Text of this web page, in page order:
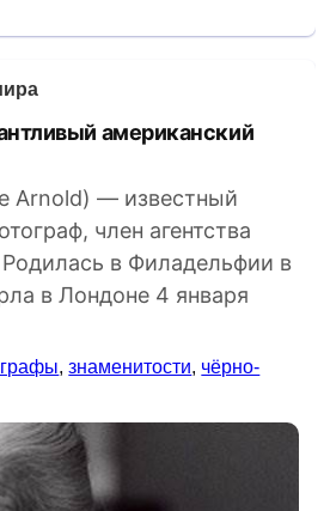
Arnold) — известный
член агентства
в Филадельфии в
в Лондоне 4 января
,знаменитости, чёрно-